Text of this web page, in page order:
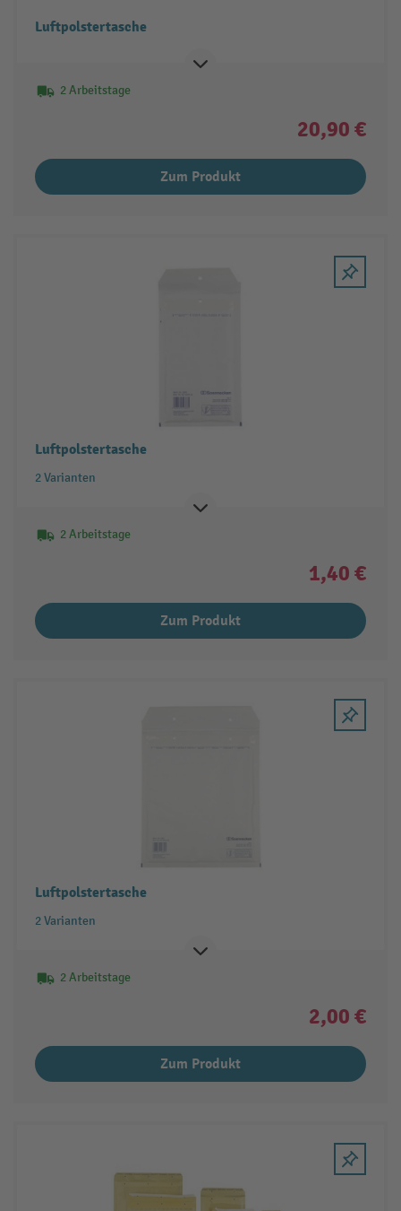
Luftpolstertasche
2 Arbeitstage
20,90 €
Zum Produkt
Luftpolstertasche
2 Varianten
2 Arbeitstage
1,40 €
Zum Produkt
Luftpolstertasche
2 Varianten
2 Arbeitstage
2,00 €
Zum Produkt